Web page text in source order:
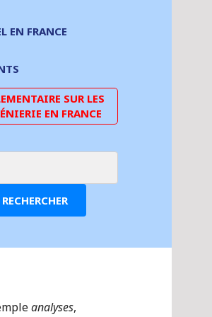
EN FRANCE
SUR LES
EN FRANCE
RECHERCHER
analyses,